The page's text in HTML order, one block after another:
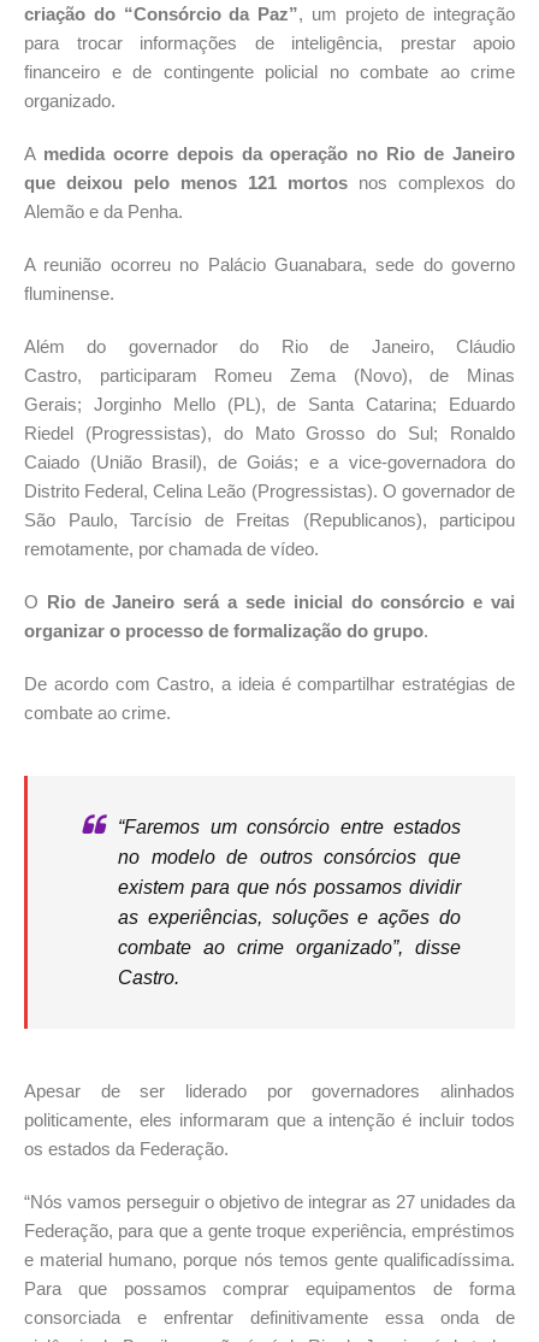
criação do “Consórcio da Paz”, um projeto de integração
para trocar informações de inteligência, prestar apoio
financeiro e de contingente policial no combate ao crime
organizado.
A medida ocorre depois da operação no Rio de Janeiro
que deixou pelo menos 121 mortos nos complexos do
Alemão e da Penha.
A reunião ocorreu no Palácio Guanabara, sede do governo
fluminense.
Além do governador do Rio de Janeiro, Cláudio
Castro, participaram Romeu Zema (Novo), de Minas
Gerais; Jorginho Mello (PL), de Santa Catarina; Eduardo
Riedel (Progressistas), do Mato Grosso do Sul; Ronaldo
Caiado (União Brasil), de Goiás; e a vice-governadora do
Distrito Federal, Celina Leão (Progressistas). O governador de
São Paulo, Tarcísio de Freitas (Republicanos), participou
remotamente, por chamada de vídeo.
O
Rio de Janeiro será a sede inicial do consórcio e vai
organizar o processo de formalização do grupo.
De acordo com Castro, a ideia é compartilhar estratégias de
combate ao crime.
“Faremos um consórcio entre estados
no modelo de outros consórcios que
existem para que nós possamos dividir
as experiências, soluções e ações do
combate ao crime organizado”, disse
Castro.
Apesar de ser liderado por governadores alinhados
politicamente, eles informaram que a intenção é incluir todos
os estados da Federação.
“Nós vamos perseguir o objetivo de integrar as 27 unidades da
Federação, para que a gente troque experiência, empréstimos
e material humano, porque nós temos gente qualificadíssima.
Para que possamos comprar equipamentos de forma
consorciada e enfrentar definitivamente essa onda de